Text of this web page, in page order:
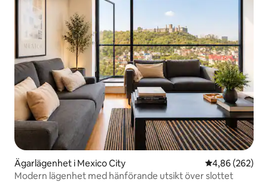
Ägarlägenhet i Mexico City 4,86 av 5 i
4,86 (262)
Modern lägenhet med hänförande utsikt över slottet